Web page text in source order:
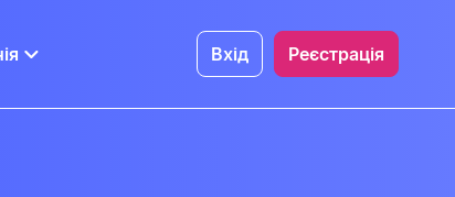
Вхід Реєстрація